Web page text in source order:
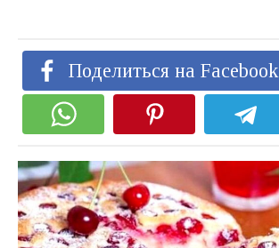
Поделиться на Facebook